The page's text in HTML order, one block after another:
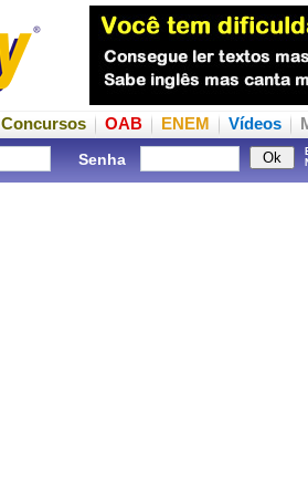
Concursos OAB ENEM Vídeos
Senha